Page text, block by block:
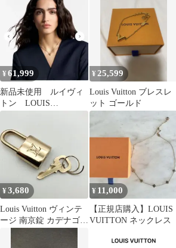
ム M00801
¥61,999
新品未使用 ルイヴィ
トン LOUIS
VUITTON ネックレス
¥ 25,599
Louis Vuitton ブレスレ
ット ゴールド
¥3,680
Louis Vuitton ヴィンテ
ージ 南京錠 カデナゴー
¥ 11,000
【正規店購入】LOUIS
VUITTON ネックレス